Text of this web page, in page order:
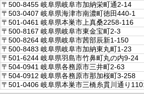
〒500-8455 岐阜県岐阜市加納栄町通2-14
〒503-0407 岐阜県海津市南濃町徳田440-1
〒501-0461 岐阜県本巣市上真桑2258-116
〒500-8167 岐阜県岐阜市東金宝町2-3
〒500-8264 岐阜県岐阜市茜部辰新1-150
〒500-8483 岐阜県岐阜市加納東丸町1-23
〒501-6244 岐阜県羽島市竹鼻町丸の内9-24
〒504-0941 岐阜県各務原市三井町2-63
〒504-0912 岐阜県各務原市那加桜町3-258
〒501-0406 岐阜県本巣市三橋糸貫川通り